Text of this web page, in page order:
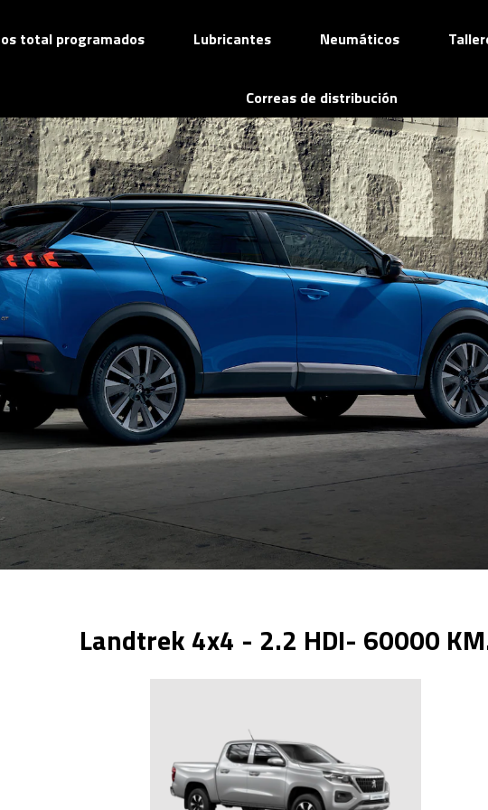
total programados Lubricantes Neumáticos
Correas de distribución
Landtrek 4x4 - 2.2 HDI- 60000